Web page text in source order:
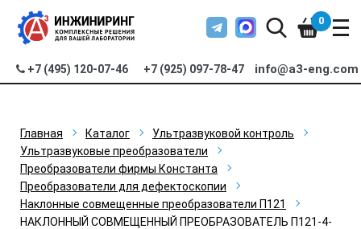
+7 (495) 120-07-46 +7 (925) 097-78-47 info@a3-eng.com
0
Главная Каталог
Ультразвуковой контроль
Ультразвуковые преобразователи
Преобразователи фирмы Константа
Преобразователи для дефектоскопии
Наклонные совмещенные преобразователи П121
НАКЛОННЫЙ СОВМЕЩЕННЫЙ ПРЕОБРАЗОВАТЕЛЬ П121-4-